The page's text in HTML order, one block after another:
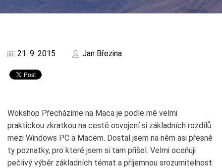
21. 9. 2015 Jan Březina
Wokshop Přecházíme na Maca je podle mě velmi
praktickou zkratkou na cestě osvojení si základních rozdílů
mezi Windows PC a Macem. Dostal jsem na něm asi přesně
ty poznatky, pro které jsem si tam přišel. Velmi oceňuji
pečlivý výběr základních témat a příjemnou srozumitelnost